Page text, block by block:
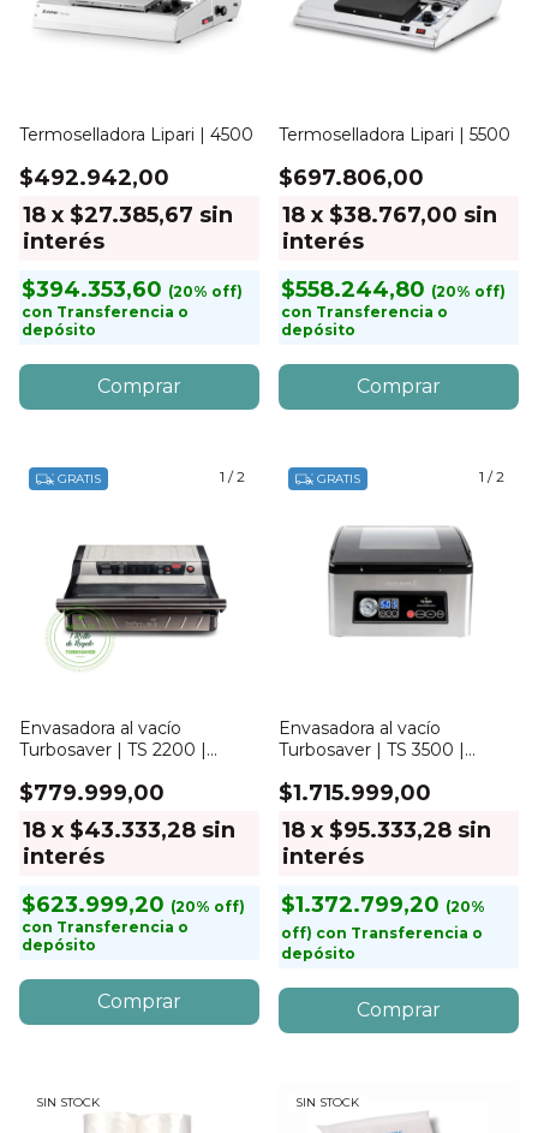
Termoselladora Lipari | 4500
$492.942,00
18 x $27.385,67 sin
interés
$394.353,60
con Transferencia o
depósito
Termoselladora Lipari | 5500
$697.806,00
18 x $38.767,00 sin
interés
$558.244,80
con Transferencia o
depósito
1 /2
GRATIS
Envasadora al vacío
Turbosaver | TS 2200 |
$779.999,00
18 x $43.333,28 sin
interés
$623.999,20
con Transferencia o
depósito
1 /2
GRATIS
Envasadora al vacío
Turbosaver | TS 3500 |
$1.715.999,00
18 x $95.333,28 sin
interés
$1.372.799,20
con Transferencia o
depósito
SIN STOCK SIN STOCK